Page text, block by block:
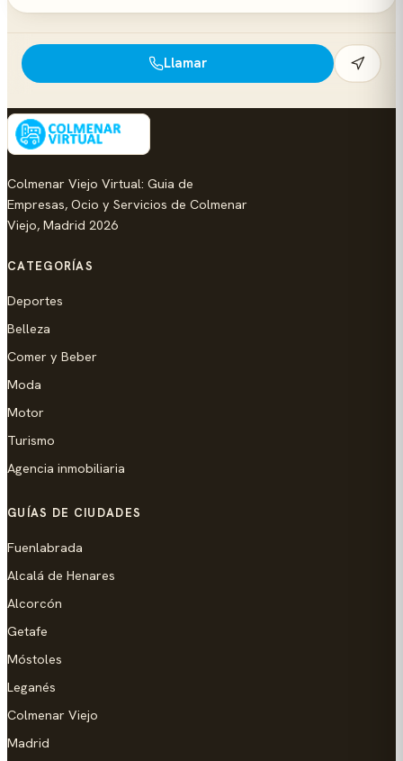
Llamar
Colmenar Viejo Virtual: Guia de
Empresas, Ocio y Servicios de Colmenar
Viejo, Madrid 2026
CATEGORÍAS
Deportes
Belleza
Comer y Beber
Moda
Motor
Turismo
Agencia inmobiliaria
GUÍAS DE CIUDADES
Fuenlabrada
Alcalá de Henares
Alcorcón
Getafe
Móstoles
Leganés
Colmenar Viejo
Madrid